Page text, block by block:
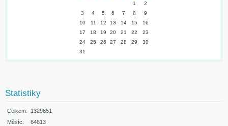
1
2
3
4 5 6 7 8
9
10
11 12 13 14 15
16
17
18 19 20 21 22
23
24
25 26 27 28 29
30
31
Statistiky
Celkem: 1329851
Měsíc:
64613